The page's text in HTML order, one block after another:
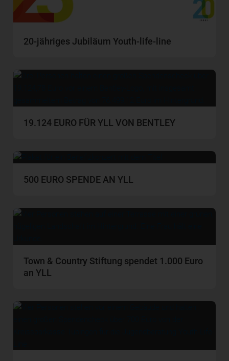
20-jähriges Jubiläum Youth-life-line
19.124 EURO FÜR YLL VON BENTLEY
500 EURO SPENDE AN YLL
Town & Country Stiftung spendet 1.000 Euro
an YLL